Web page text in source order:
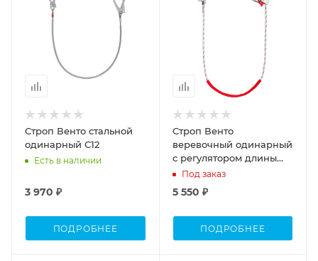
Строп Венто стальной
одинарный С12
Есть в наличии
3 970 ₽
ПОДРОБНЕЕ
Строп Венто
веревочный одинарный
с регулятором длины
ползункового типа В12у
Под заказ
5 550 ₽
ПОДРОБНЕЕ